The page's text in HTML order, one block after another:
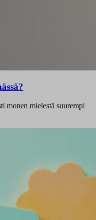
monen mielestä suurempi